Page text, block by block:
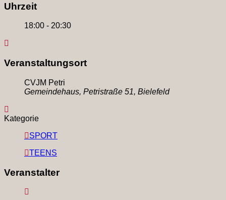
Uhrzeit
18:00 - 20:30
Veranstaltungsort
CVJM Petri
Gemeindehaus, Petristraße 51, Bielefeld
Kategorie
SPORT
TEENS
Veranstalter